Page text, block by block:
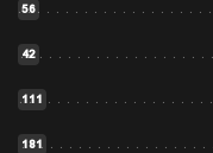
56
42
111
181